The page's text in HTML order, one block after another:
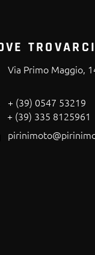
TROVARCI
Via Primo Maggio,
+ (39) 0547 53219
+ (39) 335 8125961